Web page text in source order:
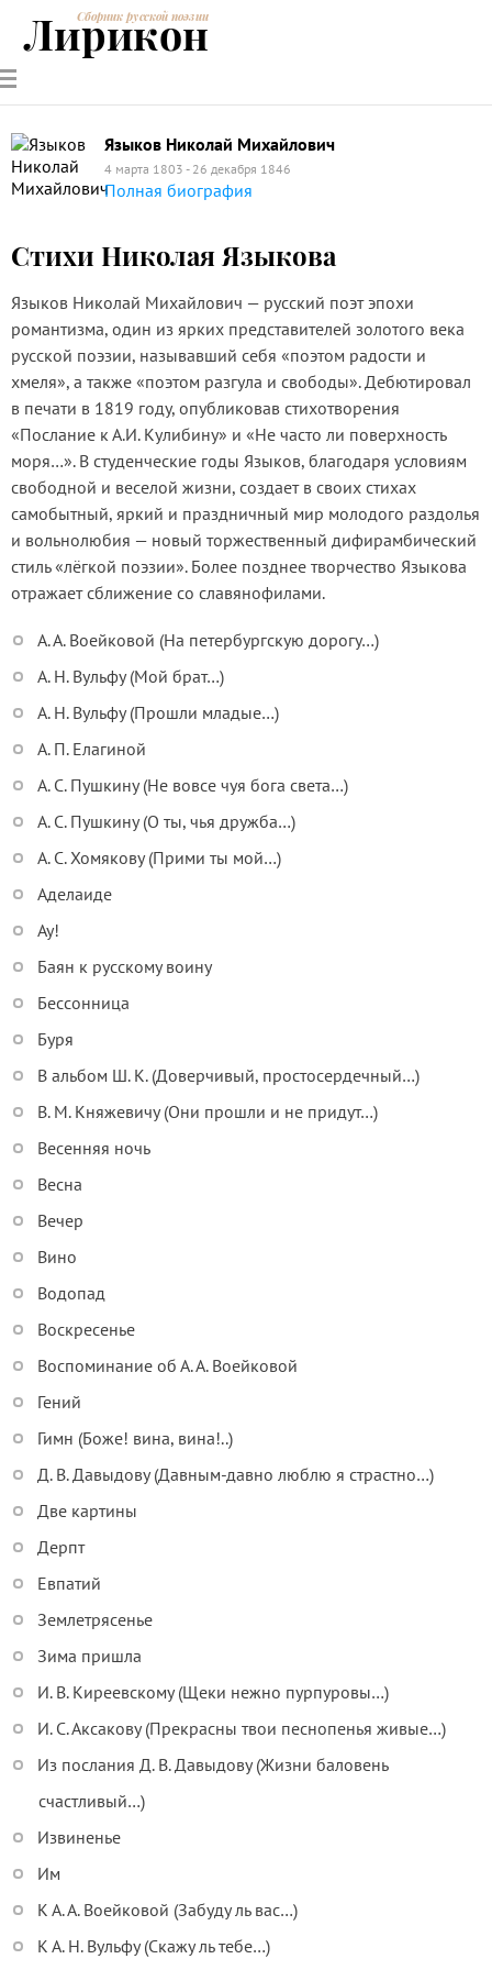
РУССКИЕ
ПОЭТЫ
СОВРЕМЕННИКИЭНЦИКЛОПЕДИЯ
ПОЭЗИИ
Сборник русской поэзии
Лирикон
Языков Николай Михайлович
4 марта 1803 - 26 декабря 1846
Полная биография
Стихи Николая Языкова
Языков Николай Михайлович — русский поэт эпохи
романтизма, один из ярких представителей золотого века
русской поэзии, называвший себя «поэтом радости и
хмеля», а также «поэтом разгула и свободы». Дебютировал
в печати в 1819 году, опубликовав стихотворения
«Послание к А.И. Кулибину» и «Не часто ли поверхность
моря…». В студенческие годы Языков, благодаря условиям
свободной и веселой жизни, создает в своих стихах
самобытный, яркий и праздничный мир молодого раздолья
и вольнолюбия — новый торжественный дифирамбический
стиль «лёгкой поэзии». Более позднее творчество Языкова
отражает сближение со славянофилами.
А. А. Воейковой (На петербургскую дорогу…)
А. Н. Вульфу (Мой брат…)
А. Н. Вульфу (Прошли младые…)
А. П. Елагиной
А. С. Пушкину (Не вовсе чуя бога света…)
А. С. Пушкину (О ты, чья дружба…)
А. С. Хомякову (Прими ты мой…)
Аделаиде
Ау!
Баян к русскому воину
Бессонница
Буря
В альбом Ш. К. (Доверчивый, простосердечный…)
В. М. Княжевичу (Они прошли и не придут…)
Весенняя ночь
Весна
Вечер
Вино
Водопад
Воскресенье
Воспоминание об А. А. Воейковой
Гений
Гимн (Боже! вина, вина!..)
Д. В. Давыдову (Давным-давно люблю я страстно…)
Две картины
Дерпт
Евпатий
Землетрясенье
Зима пришла
И. В. Киреевскому (Щеки нежно пурпуровы…)
И. С. Аксакову (Прекрасны твои песнопенья живые…)
Из послания Д. В. Давыдову (Жизни баловень
счастливый…)
Извиненье
Им
К А. А. Воейковой (Забуду ль вас…)
К А. Н. Вульфу (Скажу ль тебе…)